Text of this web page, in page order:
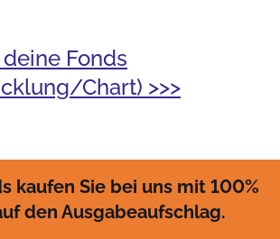
Fonds
Chart) >>>
kaufen Sie bei uns mit 100%
den Ausgabeaufschlag.